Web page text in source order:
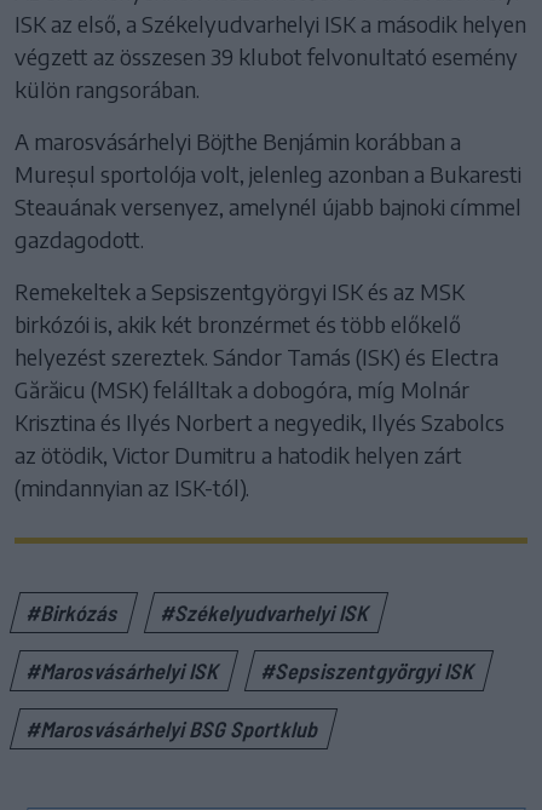
ISK az első, a Székelyudvarhelyi ISK a második helyen
végzett az összesen 39 klubot felvonultató esemény
külön rangsorában.
A marosvásárhelyi Böjthe Benjámin korábban a
Mureșul sportolója volt, jelenleg azonban a Bukaresti
Steauának versenyez, amelynél újabb bajnoki címmel
gazdagodott.
Remekeltek a Sepsiszentgyörgyi ISK és az MSK
birkózói is, akik két bronzérmet és több előkelő
helyezést szereztek. Sándor Tamás (ISK) és Electra
Gărăicu (MSK) felálltak a dobogóra, míg Molnár
Krisztina és Ilyés Norbert a negyedik, Ilyés Szabolcs
az ötödik, Victor Dumitru a hatodik helyen zárt
(mindannyian az ISK-tól).
#Birkózás #Székelyudvarhelyi ISK
#Marosvásárhelyi ISK #Sepsiszentgyörgyi ISK
#Marosvásárhelyi BSG Sportklub